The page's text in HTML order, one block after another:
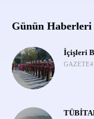
Günün Haberleri
İçişleri